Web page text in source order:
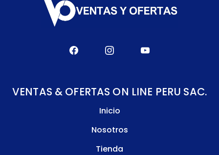
VENTAS & OFERTAS ON LINE PERU SAC.
Inicio
Nosotros
Tienda